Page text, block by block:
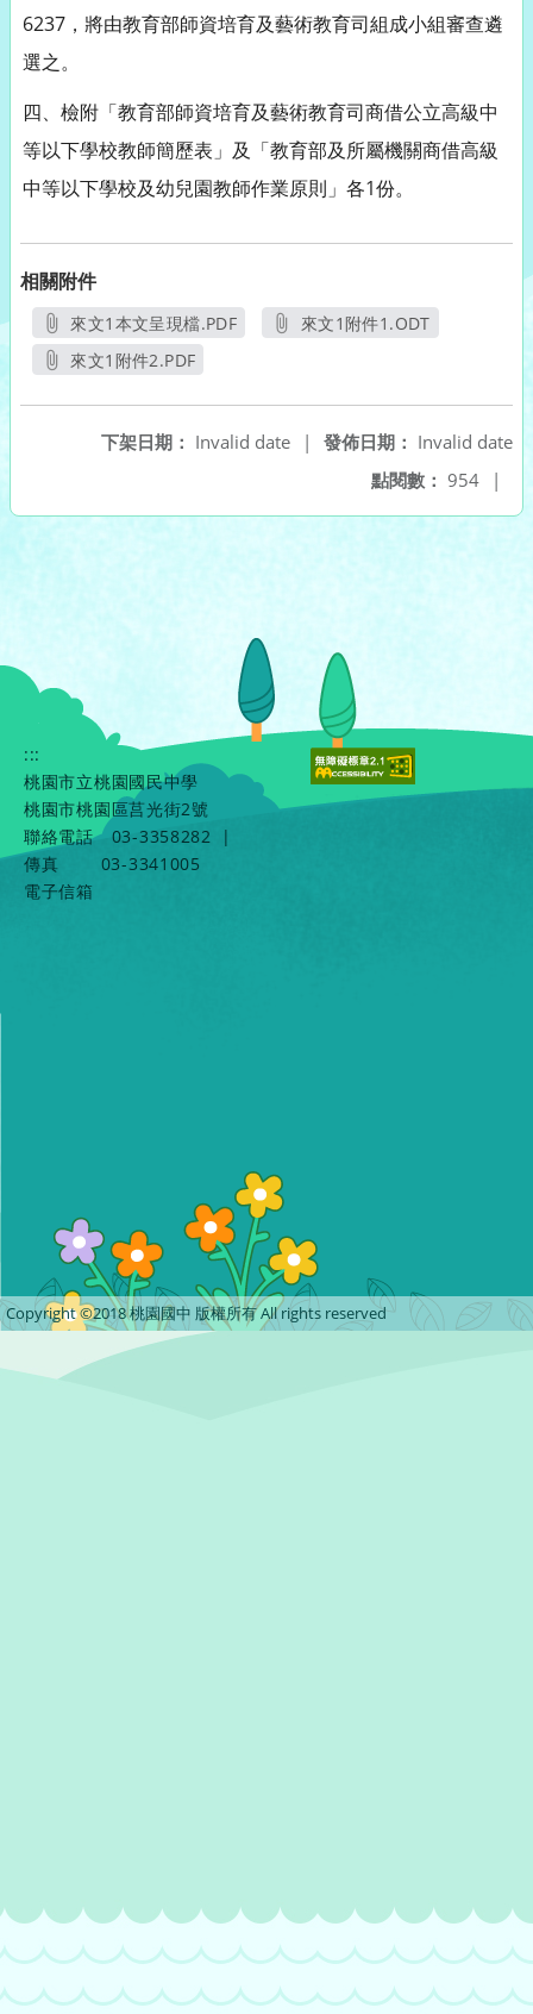
6237，將由教育部師資培育及藝術教育司組成小組審查遴
選之。
四、檢附「教育部師資培育及藝術教育司商借公立高級中
等以下學校教師簡歷表」及「教育部及所屬機關商借高級
中等以下學校及幼兒園教師作業原則」各1份。
相關附件
來文1本文呈現檔.PDF
另開新視窗
來文1附件1.ODT
來文1附件2.PDF
發佈日期： Invalid date
下架日期： Invalid date
|
點閱數： 954 |
:::
桃園市立桃園國民中學
桃園市桃園區莒光街2號
聯絡電話
03-3358282
|
傳真
03-3341005
電子信箱
Copyright ©2018 桃園國中 版權所有 All rights reserved